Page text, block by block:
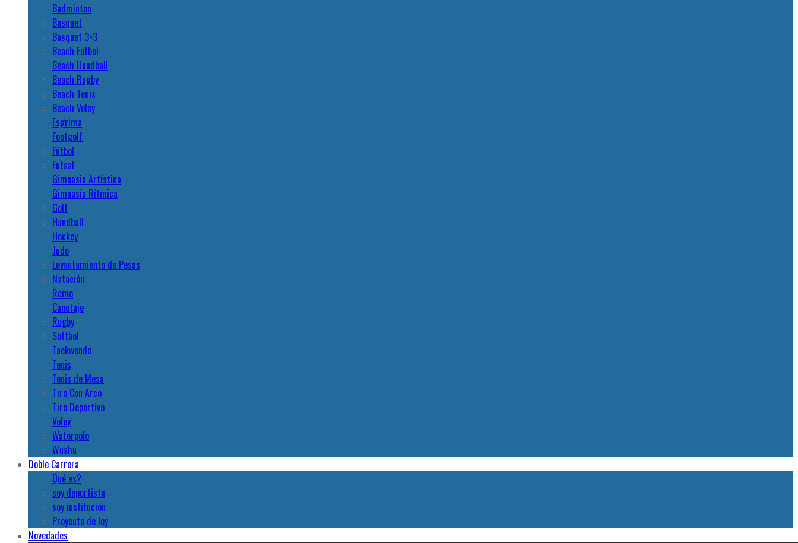
Badminton
Basquet
Basquet 3×3
Beach Futbol
Beach Handball
Beach Rugby
Beach Tenis
Beach Voley
Esgrima
Footgolf
Fútbol
Futsal
Gimnasia Artística
Gimnasia Rítmica
Golf
Handball
Hockey
Judo
Levantamiento de Pesas
Natación
Remo
Canotaje
Rugby
Softbol
Taekwondo
Tenis
Tenis de Mesa
Tiro Con Arco
Tiro Deportivo
Voley
Waterpolo
Wushu
Doble Carrera
Qué es?
soy deportista
soy institución
Proyecto de ley
Novedades